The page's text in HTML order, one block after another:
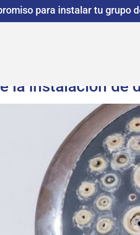
para instalar tu grupo
la instalación de